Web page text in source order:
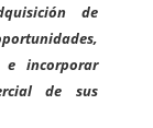
de
incorporar
de sus